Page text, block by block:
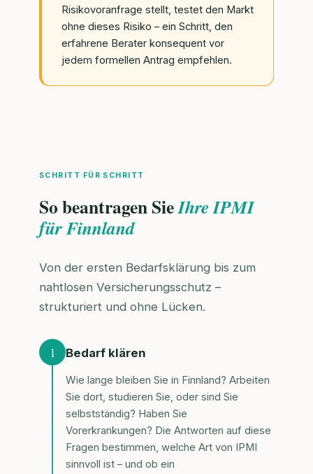
Risikovoranfrage stellt, testet den Markt
ohne dieses Risiko – ein Schritt, den
erfahrene Berater konsequent vor
jedem formellen Antrag empfehlen.
SCHRITT FÜR SCHRITT
So beantragen SieIhre IPMI
für Finnland
Von der ersten Bedarfsklärung bis zum
nahtlosen Versicherungsschutz –
strukturiert und ohne Lücken.
1 Bedarf klären
Wie lange bleiben Sie in Finnland? Arbeiten
Sie dort, studieren Sie, oder sind Sie
selbstständig? Haben Sie
Vorerkrankungen? Die Antworten auf diese
Fragen bestimmen, welche Art von IPMI
sinnvoll ist – und ob ein